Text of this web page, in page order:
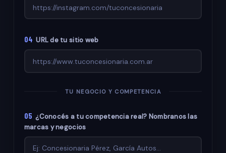
04 URL de tu sitio web
TU NEGOCIO Y COMPETENCIA
05 ¿Conocés a tu competencia real? Nombranos las
marcas y negocios